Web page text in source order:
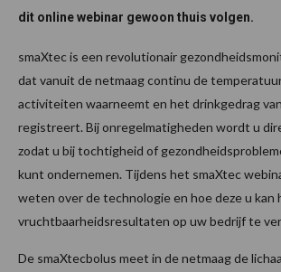
dit online webinar gewoon thuis volgen.
smaXtec is een revolutionair
dat vanuit de netmaag continu de
activiteiten waarneemt en het drinkgedrag
registreert. Bij onregelmatigheden wordt u
zodat u bij tochtigheid of
kunt ondernemen. Tijdens het smaXtec
weten over de technologie en hoe deze u kan
vruchtbaarheidsresultaten op uw bedrijf te
De smaXtecbolus meet in de netmaag de